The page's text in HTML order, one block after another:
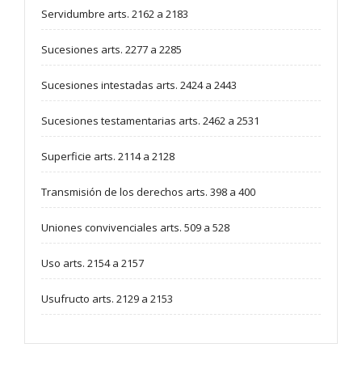
Servidumbre arts. 2162 a 2183
Sucesiones arts. 2277 a 2285
Sucesiones intestadas arts. 2424 a 2443
Sucesiones testamentarias arts. 2462 a 2531
Superficie arts. 2114 a 2128
Transmisión de los derechos arts. 398 a 400
Uniones convivenciales arts. 509 a 528
Uso arts. 2154 a 2157
Usufructo arts. 2129 a 2153